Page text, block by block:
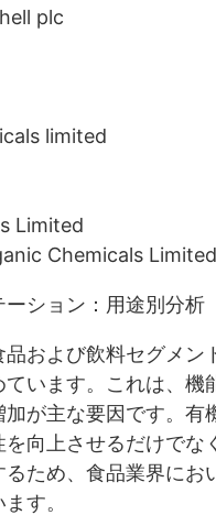
plc
limited
Limited
Chemicals Limited
ション：用途別分析
品および飲料セグメン
います。これは、機
が主な要因です。有
を向上させるだけでな
ため、食品業界にお
す。